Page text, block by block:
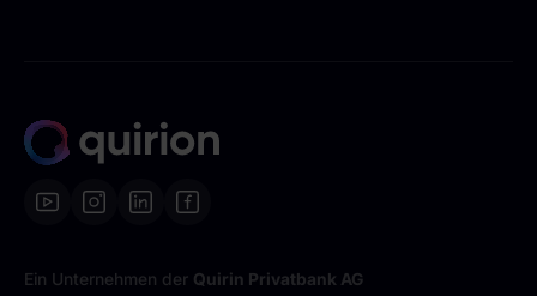
Ein Unternehmen der Quirin Privatbank AG